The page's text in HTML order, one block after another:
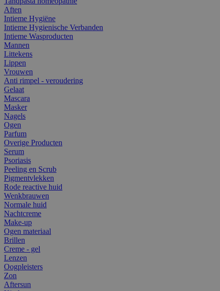
Aften
Intieme Hygiëne
Intieme Hygienische Verbanden
Intieme Wasproducten
Mannen
Littekens
Lippen
Vrouwen
Anti rimpel - veroudering
Gelaat
Mascara
Masker
Nagels
Ogen
Parfum
Overige Producten
Serum
Psoriasis
Peeling en Scrub
Pigmentvlekken
Rode reactive huid
Wenkbrauwen
Normale huid
Nachtcreme
Make-up
Ogen materiaal
Brillen
Creme - gel
Lenzen
Oogpleisters
Zon
Aftersun